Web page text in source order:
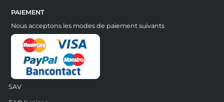
PAIEMENT
Nous acceptons les modes de paiement suivants
SAV